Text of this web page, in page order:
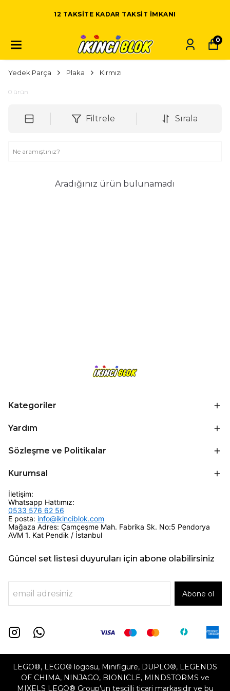
12 TAKSITE KADAR TAKSIT IMKANI
0
Yedek Parça Plaka Kırmızı
0 ürün
Filtrele Sırala
Aradığınız ürün bulunamadı
Kategoriler
Yardım
Sözleşme ve Politikalar
Kurumsal
İletişim:
Whatsapp Hattımız:
0533 576 62 56
E posta: info@ikinciblok.com
Mağaza Adres: Çamçeşme Mah. Fabrika Sk. No:5 Pendorya
AVM 1. Kat Pendik / İstanbul
Güncel set listesi duyuruları için abone olabilirsiniz
Abone ol
LEGO®, LEGO® logosu, Minifigure, DUPLO®, LEGENDS
OF CHIMA, NINJAGO, BIONICLE, MINDSTORMS ve
MIXELS LEGO® Group'un tescilli ticari markasıdır ve bu